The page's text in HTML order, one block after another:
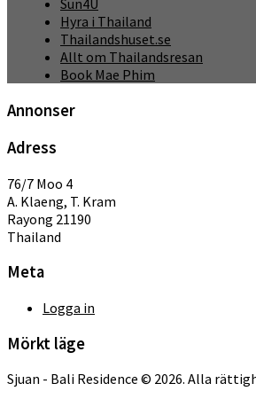
Sun4U
Hyra i Thailand
Thailandshuset.se
Allt om Thailandsresan
Book Mae Phim
Annonser
Adress
76/7 Moo 4
A. Klaeng, T. Kram
Rayong 21190
Thailand
Meta
Logga in
Mörkt läge
Sjuan - Bali Residence © 2026. Alla